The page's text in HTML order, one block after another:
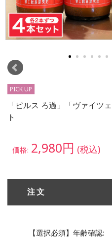
PICK UP
「ピルス ろ過」「ヴァイツ
ト
価格: 2,980円 (税込)
注文
【選択必須】年齢確認: